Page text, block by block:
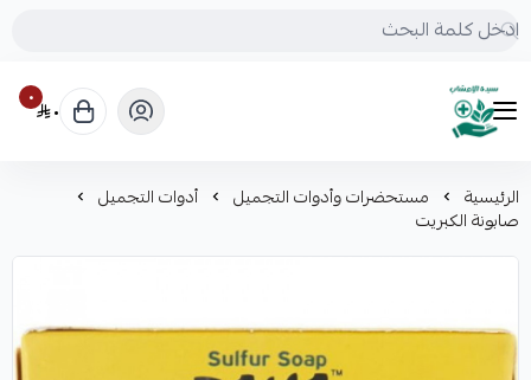
mrs.grasses
٠ ٠
الرئيسية مستحضرات وأدوات التجميل أدوات التجميل
صابونة الكبريت